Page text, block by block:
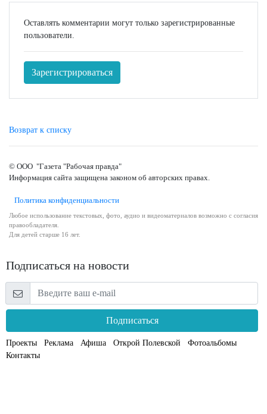
Оставлять комментарии могут только зарегистрированные
пользователи.
Зарегистрироваться
Возврат к списку
© ООО "Газета "Рабочая правда"
Информация сайта защищена законом об авторских правах.
Политика конфиденциальности
Любое использование текстовых, фото, аудио и видеоматериалов возможно с согласия
правообладателя.
Для детей старше 16 лет.
Подписаться на новости
Подписаться
Проекты Реклама Афиша Открой Полевской
Фотоальбомы
Контакты